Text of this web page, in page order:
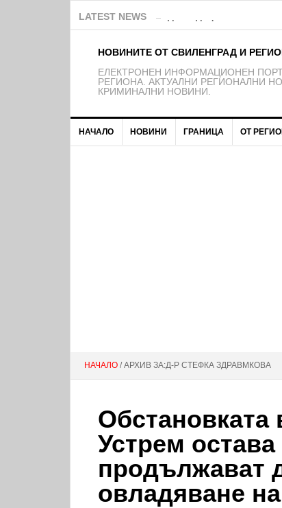
LATEST NEWS Над 150 деца от школата
НОВИНИТЕ ОТ СВИЛЕНГРАД И
EЛЕКТРОНЕН ИНФОРМАЦИОНЕН
РЕГИОНА. АКТУАЛНИ РЕГИОНАЛНИ
КРИМИНАЛНИ НОВИНИ.
НАЧАЛО НОВИНИ ГРАНИЦА ОТ
НАЧАЛО / АРХИВ ЗА:Д-Р СТЕФКА ЗДРАВМКОВА
Устрем
продължават
овладяване